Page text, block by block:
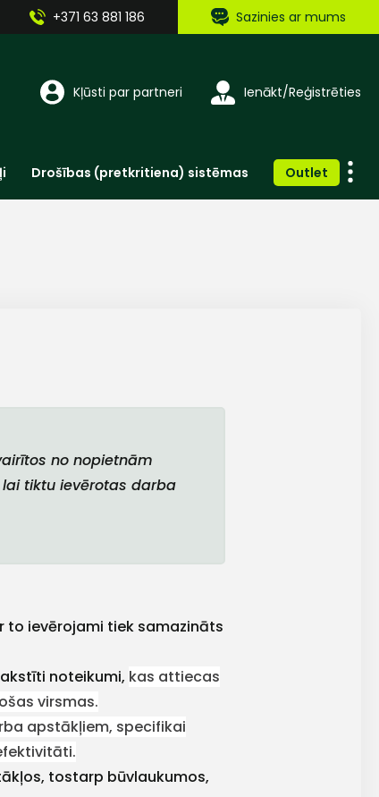
+371 63 881 186 Sazinies ar mums
Kļūsti par partneri Ienākt/Reģistrēties
Drošības (pretkritiena) sistēmas Outlet
no nopietnām
lai tiktu ievērotas darba
to ievērojami tiek samazināts
noteikumi, kas attiecas
virsmas.
apstākļiem, specifikai
tostarp būvlaukumos,